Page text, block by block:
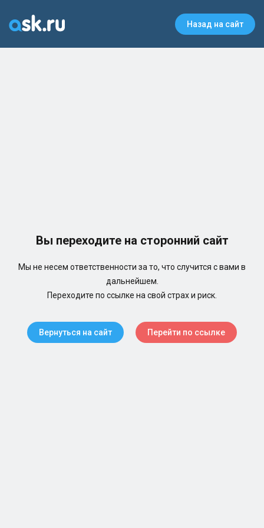
Назад на сайт
Вы переходите на сторонний сайт
Мы не несем ответственности за то, что случится с вами в
дальнейшем.
Переходите по ссылке на свой страх и риск.
Вернуться на сайт Перейти по ссылке